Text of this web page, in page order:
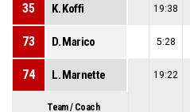
35 K. Koffi 19:38
73 D. Marico 5:28
74 L. Marnette 19:22
Team / Coach